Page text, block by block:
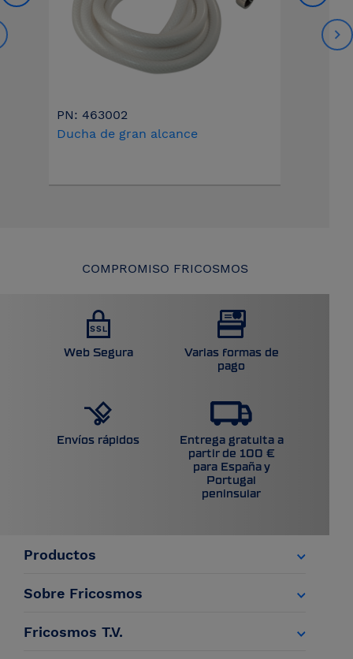
PN: 463002
Ducha de gran alcance
COMPROMISO FRICOSMOS
Web Segura
Varias formas de
pago
Envíos rápidos
Entrega gratuita a
partir de 100 €
para España y
Portugal
peninsular
Productos
Sobre Fricosmos
Fricosmos T.V.